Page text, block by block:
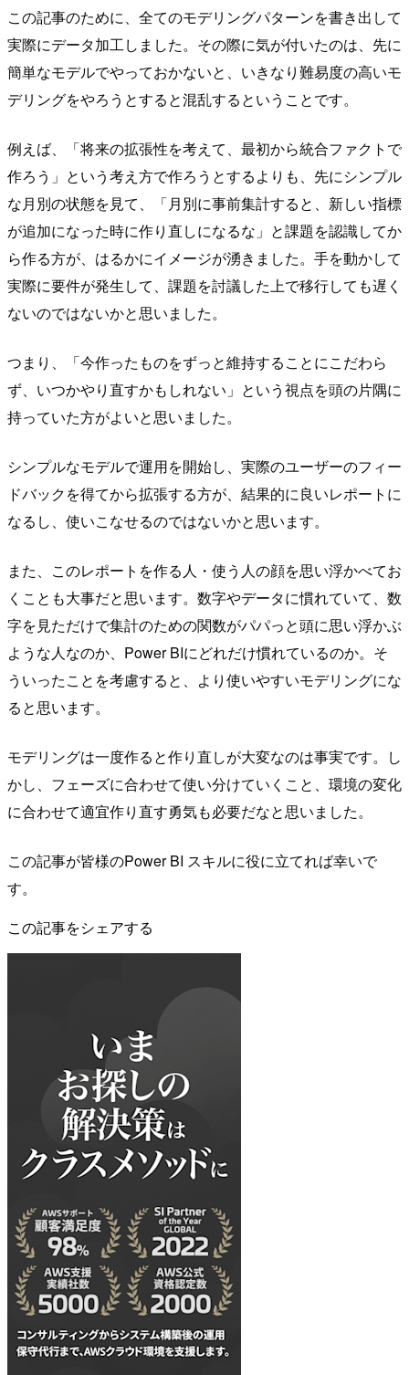
この記事のために、全てのモデリングパターンを書き出して
実際にデータ加工しました。その際に気が付いたのは、先に
簡単なモデルでやっておかないと、いきなり難易度の高いモ
デリングをやろうとすると混乱するということです。
例えば、「将来の拡張性を考えて、最初から統合ファクトで
作ろう」という考え方で作ろうとするよりも、先にシンプル
な月別の状態を見て、「月別に事前集計すると、新しい指標
が追加になった時に作り直しになるな」と課題を認識してか
ら作る方が、はるかにイメージが湧きました。手を動かして
実際に要件が発生して、課題を討議した上で移行しても遅く
ないのではないかと思いました。
つまり、「今作ったものをずっと維持することにこだわら
ず、いつかやり直すかもしれない」という視点を頭の片隅に
持っていた方がよいと思いました。
シンプルなモデルで運用を開始し、実際のユーザーのフィー
ドバックを得てから拡張する方が、結果的に良いレポートに
なるし、使いこなせるのではないかと思います。
また、このレポートを作る人・使う人の顔を思い浮かべてお
くことも大事だと思います。数字やデータに慣れていて、数
字を見ただけで集計のための関数がパパっと頭に思い浮かぶ
ような人なのか、Power BIにどれだけ慣れているのか。そ
ういったことを考慮すると、より使いやすいモデリングにな
ると思います。
モデリングは一度作ると作り直しが大変なのは事実です。し
かし、フェーズに合わせて使い分けていくこと、環境の変化
に合わせて適宜作り直す勇気も必要だなと思いました。
この記事が皆様のPower BI スキルに役に立てれば幸いで
す。
この記事をシェアする